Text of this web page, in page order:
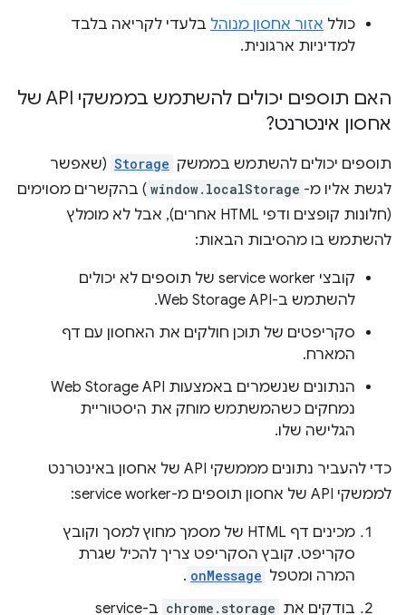
כולל אזור אחסון מנוהל בלעדי לקריאה בלבד
למדיניות ארגונית.
האם תוספים יכולים להשתמש בממשקי API של
אחסון אינטרנט?
תוספים יכולים להשתמש בממשק Storage (שאפשר
לגשת אליו מ- window.localStorage ) בהקשרים מסוימים
(חלונות קופצים ודפי HTML אחרים), אבל לא מומלץ
להשתמש בו מהסיבות הבאות:
קובצי service worker של תוספים לא יכולים
להשתמש ב-Web Storage API.
סקריפטים של תוכן חולקים את האחסון עם דף
המארח.
הנתונים שנשמרים באמצעות Web Storage API
נמחקים כשהמשתמש מוחק את היסטוריית
הגלישה שלו.
כדי להעביר נתונים מממשקי API של אחסון באינטרנט
לממשקי API של אחסון תוספים מ-service worker:
מכינים דף HTML של מסמך מחוץ למסך וקובץ
סקריפט. קובץ הסקריפט צריך להכיל שגרת
המרה ומטפל onMessage
.
בודקים את chrome.storage
ב-service